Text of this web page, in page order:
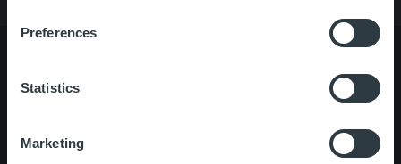
Preferences
Statistics
Marketing